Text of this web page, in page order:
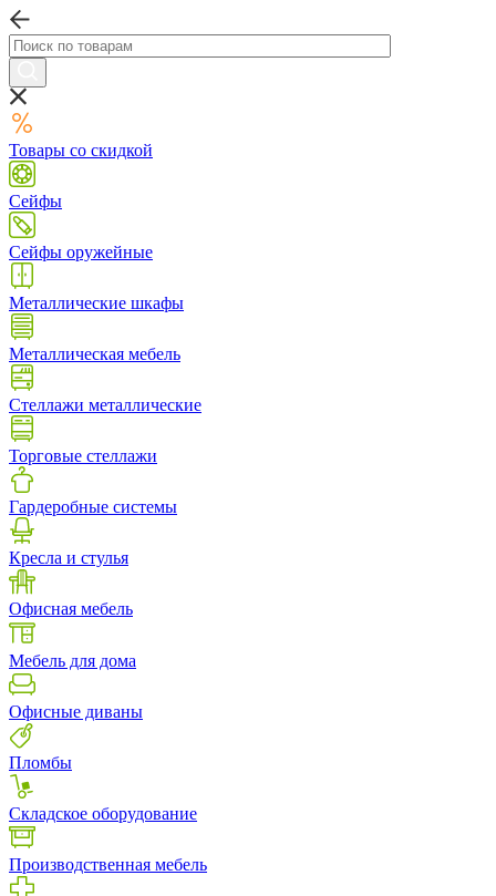
Товары со скидкой
Сейфы
Сейфы оружейные
Металлические шкафы
Металлическая мебель
Стеллажи металлические
Торговые стеллажи
Гардеробные системы
Кресла и стулья
Офисная мебель
Мебель для дома
Офисные диваны
Пломбы
Складское оборудование
Производственная мебель